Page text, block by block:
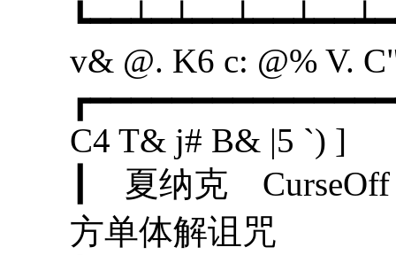
v& @. K6 c: @% V.
C4 T& j# B& |5 `) ]
┃ 夏纳克
方单体